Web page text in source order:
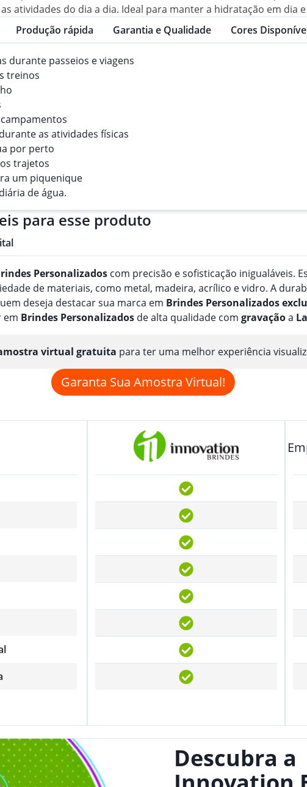
atividades do dia a dia. Ideal para manter a hidratação em dia
Produção rápida Garantia e Qualidade Cores
durante passeios e viagens
treinos
as atividades físicas
por perto
trajetos
um piquenique
de água.
para esse produto
Personalizados com precisão e sofisticação inigualáveis.
de materiais, como metal, madeira, acrílico e vidro. A
deseja destacar sua marca em Brindes Personalizados
em Brindes Personalizados de alta qualidade com gravaçãoa
virtual gratuita para ter uma melhor experiência
Garanta Sua Amostra Virtual!
Descubra a